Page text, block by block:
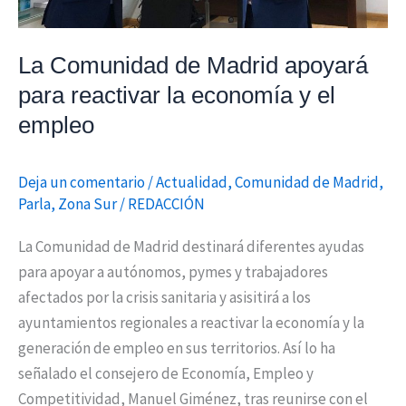
La Comunidad de Madrid apoyará
para reactivar la economía y el
empleo
Deja un comentario/Actualidad,Comunidad de Madrid,
Parla, Zona Sur/REDACCIÓN
La Comunidad de Madrid destinará diferentes ayudas
para apoyar a autónomos, pymes y trabajadores
afectados por la crisis sanitaria y asisitirá a los
ayuntamientos regionales a reactivar la economía y la
generación de empleo en sus territorios. Así lo ha
señalado el consejero de Economía, Empleo y
Competitividad, Manuel Giménez, tras reunirse con el
economía
el
empleo